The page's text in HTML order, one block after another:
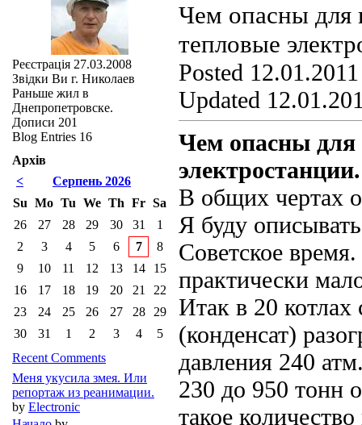
Чем опасны для
тепловые
Posted
Updated
Чем опасны для
электростанции.
В общих чертах
Я буду
Советское
практически
Итак в 20 котлах
(конденсат)
давления 240
230 до 950 тонн
такое
Реєстрація 27.03.2008
Звідки Ви г. Николаев
Раньше жил в
Днепропетровске.
Дописи 201
Blog Entries 16
Архів
<
Серпень 2026
Su Mo Tu We Th Fr Sa
26
27 28 29 30 31
1
2
3 4 5 6 7
8
9
10 11 12 13 14
15
16
17 18 19 20 21
22
23
24 25 26 27 28
29
30
31 1 2 3 4
5
Recent Comments
Меня укусила змея. Или
репортаж из реанимации.
by Electronic